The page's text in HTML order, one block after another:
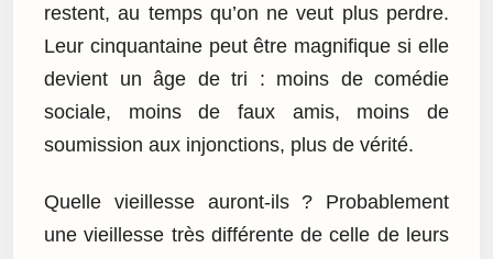
restent, au temps qu’on ne veut plus perdre.
Leur cinquantaine peut être magnifique si elle
devient un âge de tri : moins de comédie
sociale, moins de faux amis, moins de
soumission aux injonctions, plus de vérité.
Quelle vieillesse auront-ils ? Probablement
une vieillesse très différente de celle de leurs